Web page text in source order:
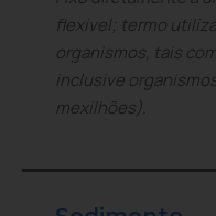
flexível; termo
organismos, tais
inclusive
mexilhões).